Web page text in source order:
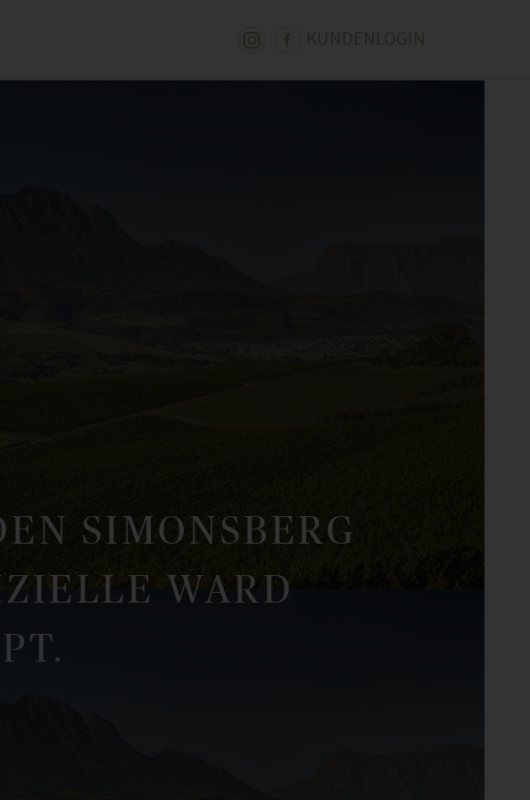
KUNDENLOGIN
SIMONSBERG
WARD